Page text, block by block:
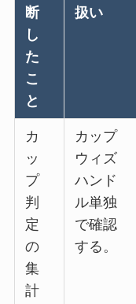
断
し
た
こ
と
扱い
カ
ッ
プ
判
定
の
集
計
カップ
ウィズ
ハンド
ル単独
で確認
する。